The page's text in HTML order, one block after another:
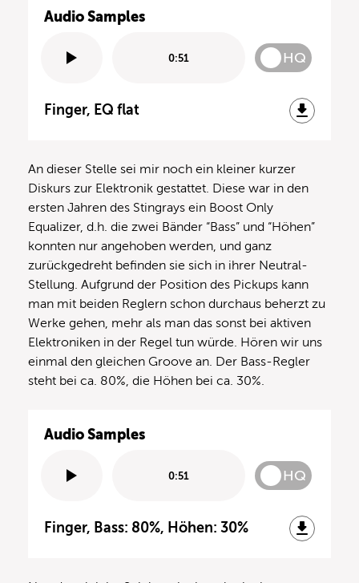
Audio Samples
0:51 HQ
Finger, EQ flat
An dieser Stelle sei mir noch ein kleiner kurzer
Diskurs zur Elektronik gestattet. Diese war in den
ersten Jahren des Stingrays ein Boost Only
Equalizer, d.h. die zwei Bänder “Bass” und “Höhen”
konnten nur angehoben werden, und ganz
zurückgedreht befinden sie sich in ihrer Neutral-
Stellung. Aufgrund der Position des Pickups kann
man mit beiden Reglern schon durchaus beherzt zu
Werke gehen, mehr als man das sonst bei aktiven
Elektroniken in der Regel tun würde. Hören wir uns
einmal den gleichen Groove an. Der Bass-Regler
steht bei ca. 80%, die Höhen bei ca. 30%.
Audio Samples
0:51 HQ
Finger, Bass: 80%, Höhen: 30%